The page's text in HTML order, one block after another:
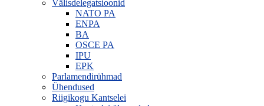
Välisdelegatsioonid
NATO PA
ENPA
BA
OSCE PA
IPU
EPK
Parlamendirühmad
Ühendused
Riigikogu Kantselei